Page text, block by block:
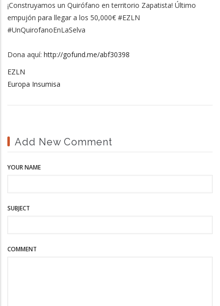
¡Construyamos un Quirófano en territorio Zapatista! Último
empujón para llegar a los 50,000€ #EZLN
#UnQuirofanoEnLaSelva
Dona aquí: http://gofund.me/abf30398
EZLN
Europa Insumisa
Add New Comment
YOUR NAME
SUBJECT
COMMENT